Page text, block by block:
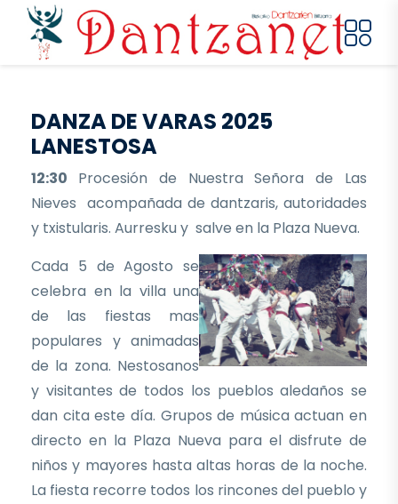
Pasar al contenido principal
DANZA DE VARAS 2025
LANESTOSA
12:30 Procesión de Nuestra Señora de Las
Nieves acompañada de dantzaris, autoridades
y txistularis. Aurresku y salve en la Plaza Nueva.
Cada 5 de Agosto se
celebra en la villa una
de las fiestas mas
populares y animadas
de la zona. Nestosanos
y visitantes de todos los pueblos aledaños se
dan cita este día. Grupos de música actuan en
directo en la Plaza Nueva para el disfrute de
niños y mayores hasta altas horas de la noche.
La fiesta recorre todos los rincones del pueblo y